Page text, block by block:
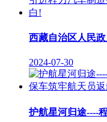
2024-07-30